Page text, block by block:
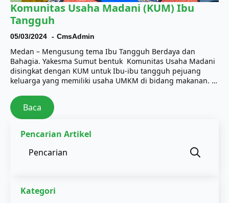
Komunitas Usaha Madani (KUM) Ibu
Tangguh
05/03/2024 CmsAdmin
Medan – Mengusung tema Ibu Tangguh Berdaya dan
Bahagia. Yakesma Sumut bentuk Komunitas Usaha Madani
disingkat dengan KUM untuk Ibu-ibu tangguh pejuang
keluarga yang memiliki usaha UMKM di bidang makanan. …
Baca
Pencarian Artikel
Kategori